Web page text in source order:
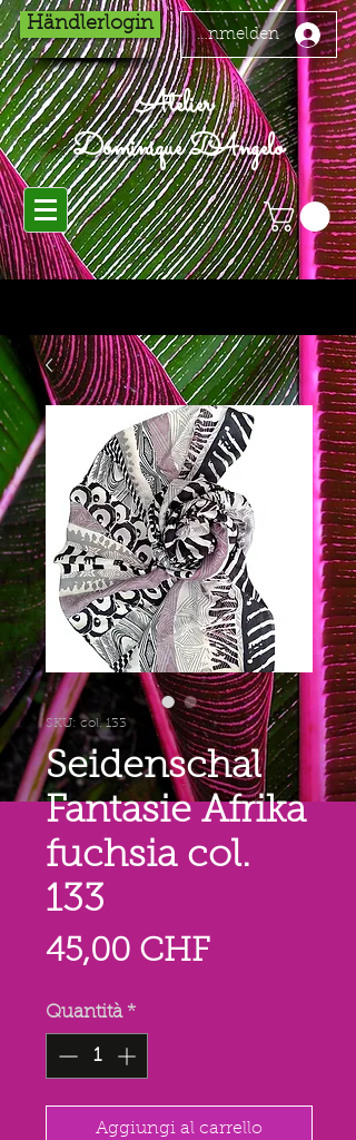
Händlerlogin
Anmelden
Atelier
Dominique D'Angelo
SKU: col. 133
Seidenschal
Fantasie Afrika
fuchsia col.
133
45,00 CHFPrezzo
Quantità *
Aggiungi al carrello